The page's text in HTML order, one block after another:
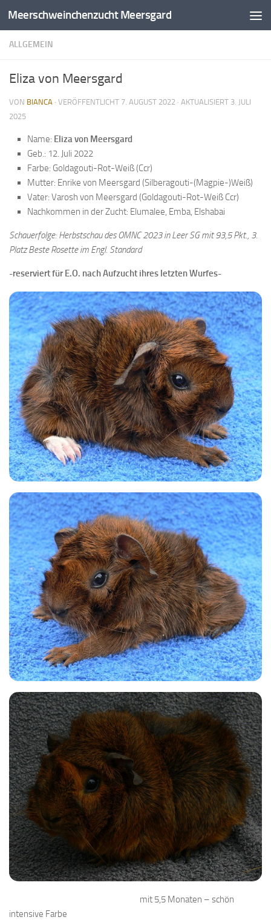
Zum Inhalt springen
Meerschweinchenzucht Meersgard
ALLGEMEIN
Eliza von Meersgard
VON BIANCA · VERÖFFENTLICHT 7. AUGUST 2022 · AKTUALISIERT 3. JULI
2025
Name: Elizavon Meersgard
Geb.: 12. Juli 2022
Farbe: Goldagouti-Rot-Weiß (Ccr)
Mutter: Enrike von Meersgard (Silberagouti-(Magpie-)Weiß)
Vater: Varosh von Meersgard (Goldagouti-Rot-Weiß Ccr)
Nachkommen in der Zucht: Elumalee, Emba, Elshabai
Schauerfolge: Herbstschau des OMNC 2023 in Leer SG mit 93,5 Pkt., 3.
Platz Beste Rosette im Engl. Standard
-reserviert für E.O. nach Aufzucht ihres letzten Wurfes-
mit 5,5 Monaten – schön
intensive Farbe